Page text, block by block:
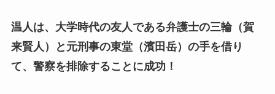
温人は、大学時代の友人である弁護士の三輪（賀
来賢人）と元刑事の東堂（濱田岳）の手を借り
て、警察を排除することに成功！